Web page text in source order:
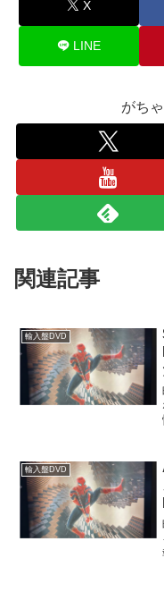
X
LINE
がち
関連記事
輸入盤DVD
輸入盤DVD